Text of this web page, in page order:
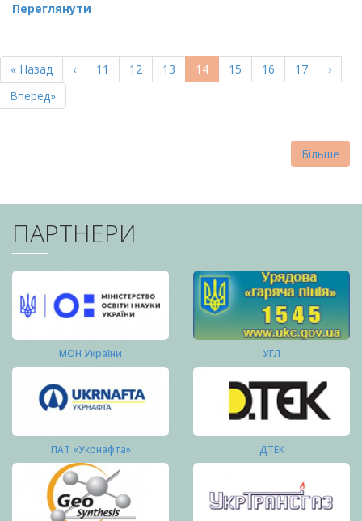
Переглянути
НА
СТОРІНКИ
Перша
сторінка
« Назад
Попередня
сторінка
‹ Page
11 Page
12 Page
13
Поточна
сторінка
14 Page
15 Page
16 Page
17
›
Остання
сторінка
Вперед»
Більше
ПАРТНЕРИ
МОН України УГЛ
ПАТ «Укрнафта» ДТЕК